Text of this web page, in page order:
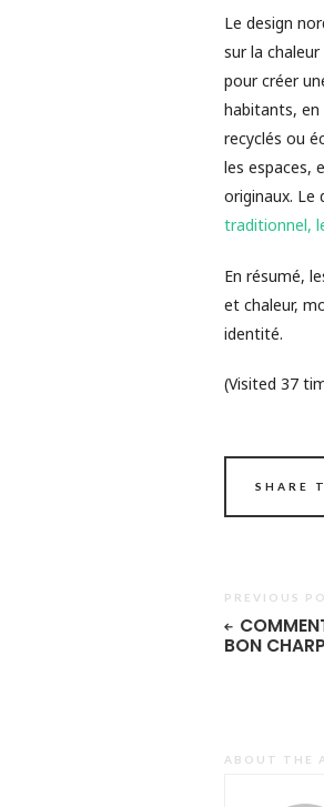
Le design
sur la
pour créer
habitants,
recyclés ou
les espaces,
originaux. Le
traditionnel,
En résumé,
et chaleur,
identité.
(Visited 37
SHARE
PREVIOUS
BON
ABOUT THE